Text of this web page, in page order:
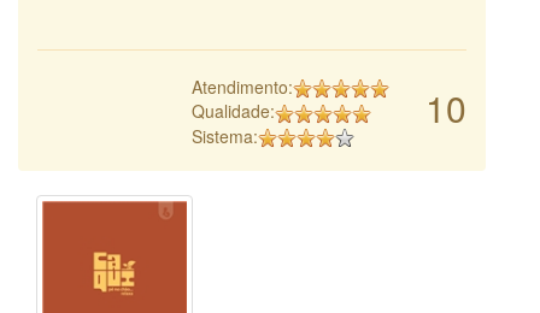
10
Atendimento:
Qualidade:
Sistema: